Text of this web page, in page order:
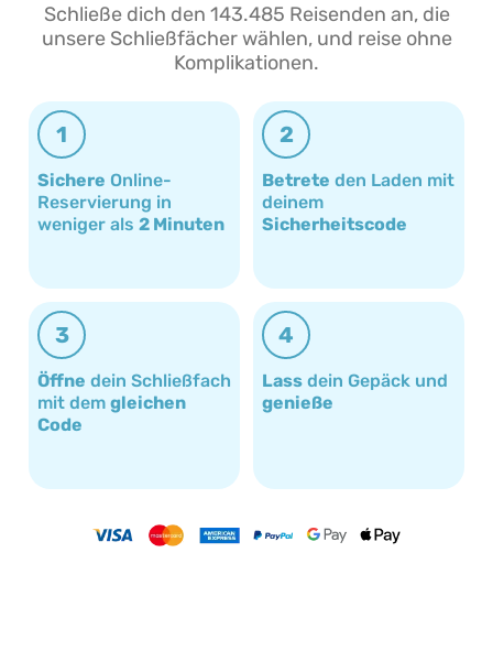
Schließe dich den 143.485 Reisenden an, die
unsere Schließfächer wählen, und reise ohne
Komplikationen.
1
Sichere Online-
Reservierung in
weniger als 2 Minuten
2
Betrete den Laden mit
deinem
Sicherheitscode
3
Öffne dein Schließfach
mit dem gleichen
Code
4
Lass dein Gepäck und
genieße